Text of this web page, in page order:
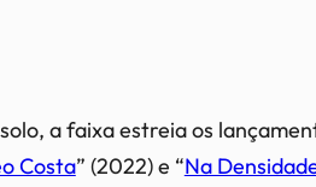
a faixa estreia os
Costa” (2022) e “Na